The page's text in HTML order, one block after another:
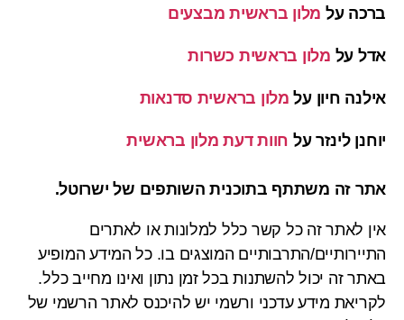
ברכה על מלון בראשית מבצעים
אדל על מלון בראשית כשרות
אילנה חיון על מלון בראשית סדנאות
יוחנן לינזר על חוות דעת מלון בראשית
אתר זה משתתף בתוכנית השותפים של ישרוטל.
אין לאתר זה כל קשר כלל למלונות או לאתרים
התיירותיים/התרבותיים המוצגים בו. כל המידע המופיע
באתר זה יכול להשתנות בכל זמן נתון ואינו מחייב כלל.
לקריאת מידע עדכני ורשמי יש להיכנס לאתר הרשמי של